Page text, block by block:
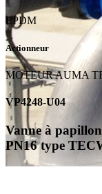
EPDM
Actionneur
MOTEUR AUMA
VP4248-U04
Vanne à
PN16 type